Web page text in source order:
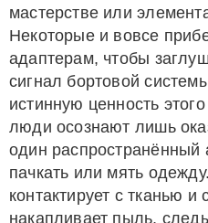
мастерстве или
Некоторые и вовсе
адаптерам, чтобы
сигнал бортовой
истинную ценность
люди осознают лишь
один
пачкать или мять
контактирует с тканью
накапливает пыль,